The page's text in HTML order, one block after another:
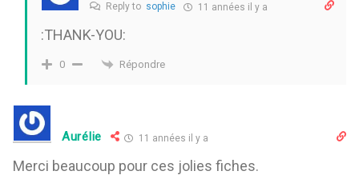
Reply to sophie 11 années il y a
:THANK-YOU:
0 Répondre
Aurélie 11 années il y a
Merci beaucoup pour ces jolies fiches.